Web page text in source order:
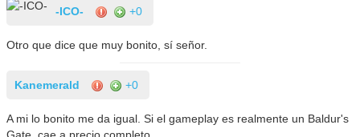
-ICO- +0
Otro que dice que muy bonito, sí señor.
Kanemerald +0
A mi lo bonito me da igual. Si el gameplay es realmente un Baldur's